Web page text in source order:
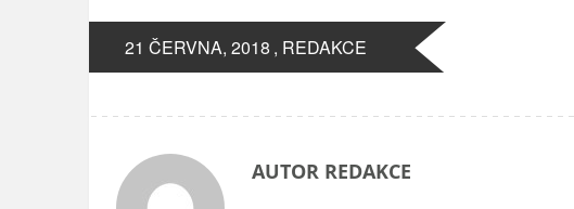
21 ČERVNA, 2018 , REDAKCE
AUTOR REDAKCE